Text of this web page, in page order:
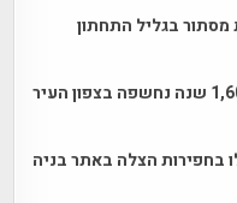
בגליל התחתון
שרידי אחוזה שומרונית מפוארת בת 1,600 שנה נחשפה בצפון העיר
4,000 שנה התגלו בחפירות הצלה באתר בניה